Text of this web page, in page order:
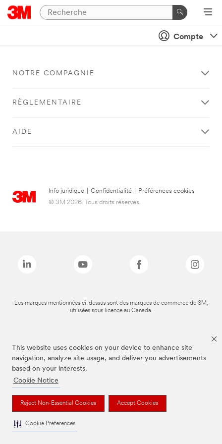
This website uses cookies on your device to enhance site
navigation, analyze site usage, and deliver you advertisements
based on your interests.
Cookie Notice
Reject Non-Essential Cookies Accept Cookies
Cookie Preferences
Compte
NOTRE COMPAGNIE
RÈGLEMENTAIRE
AIDE
Info juridique Confidentialité
Préférences cookies
© 3M 2026. Tous droits réservés.
Les marques mentionnées ci-dessus sont des marques de commerce de 3M,
utilisées sous licence au Canada.